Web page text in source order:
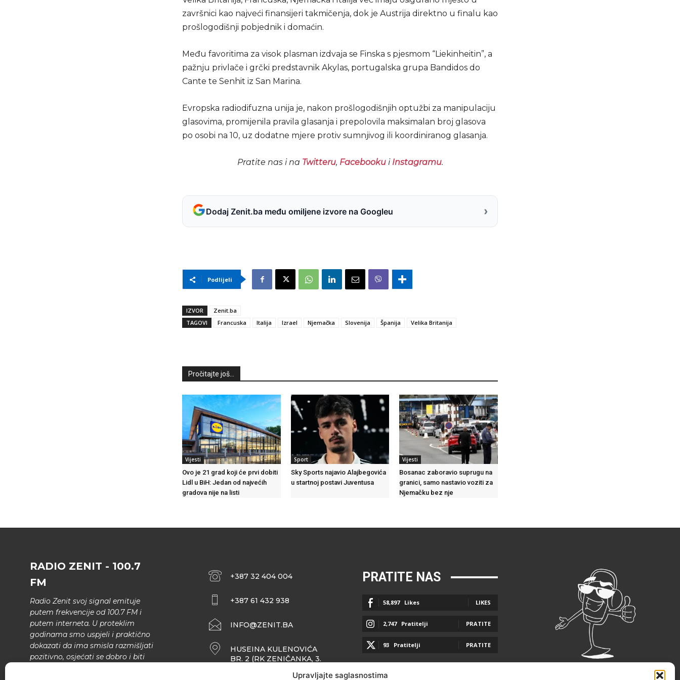
Upravljajte saglasnostima
završnici kao najveći finansijeri takmičenja, dok je Austrija direktno u finalu kao
prošlogodišnji pobjednik i domaćin.
Među favoritima za visok plasman izdvaja se Finska s pjesmom “Liekinheitin”, a
pažnju privlače i grčki predstavnik Akylas, portugalska grupa Bandidos do
Cante te Senhit iz San Marina.
Evropska radiodifuzna unija je, nakon prošlogodišnjih optužbi za manipulaciju
glasovima, promijenila pravila glasanja i prepolovila maksimalan broj glasova
po osobi na 10, uz dodatne mjere protiv sumnjivog ili koordiniranog glasanja.
Pratite nas i na Twitteru, Facebookui Instagramu.
Dodaj Zenit.ba među omiljene izvore na Googleu ›
Podlijeli
IZVOR
Zenit.ba
TAGOVI
Francuska Italija Izrael Njemačka Slovenija Španija Velika Britanija
Pročitajte još...
Vijesti
Ovo je 21 grad koji će prvi dobiti
Lidl u BiH: Jedan od najvećih
gradova nije na listi
Sport
Sky Sports najavio Alajbegovića
u startnoj postavi Juventusa
Vijesti
Bosanac zaboravio suprugu na
granici, samo nastavio voziti za
Njemačku bez nje
RADIO ZENIT - 100.7
FM
Radio Zenit svoj signal emituje
putem frekvencije od 100.7 FM i
putem interneta. U proteklim
godinama smo uspjeli i praktično
dokazati da ima smisla razmišljati
pozitivno, osjećati se dobro i biti
+387 32 404 004
+387 61 432 938
INFO@ZENIT.BA
HUSEINA KULENOVIĆA
BR. 2 (RK ZENIČANKA, 3.
PRATITE NAS
58,897 Likes LIKES
2,747 Pratitelji PRATITE
93 Pratitelji PRATITE